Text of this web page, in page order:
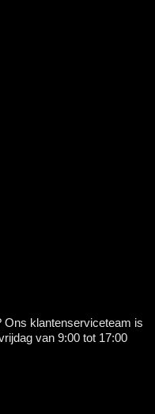
Ons klantenserviceteam is
van 9:00 tot 17:00